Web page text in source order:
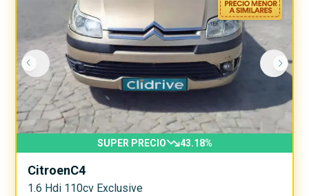
SUPER PRECIO 43.18%
CitroenC4
1.6 Hdi 110cv Exclusive